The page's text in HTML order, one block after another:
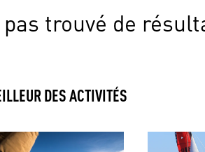
pas trouvé de
DES ACTIVITÉS